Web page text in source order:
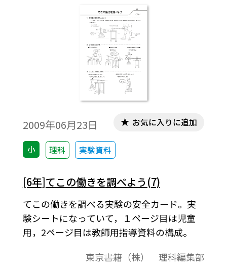
る。実際に使ってみると，支点が不安定で
目盛りの精度がだしにくい欠点もある。そ
こで，ブロック教材を利用してレタースケ
ールを作り，てこの三要素や釣り合い条件
を復習する機会とする。
2009年06月23日
小 理科 実験資料
お気に入りに追加
[6年]てこの働きを調べよう(7)
てこの働きを調べる実験の安全カード。実
験シートになっていて，１ページ目は児童
用，2ページ目は教師用指導資料の構成。
東京書籍（株） 理科編集部